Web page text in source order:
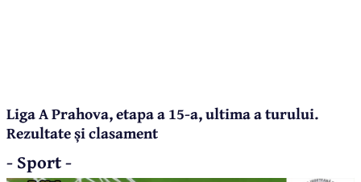
Liga A Prahova, etapa a 15-a, ultima a turului.
Rezultate și clasament
- Sport -